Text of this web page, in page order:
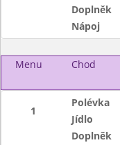
Doplněk
Nápoj
Menu Chod
1
Polévka
Jídlo
Doplněk